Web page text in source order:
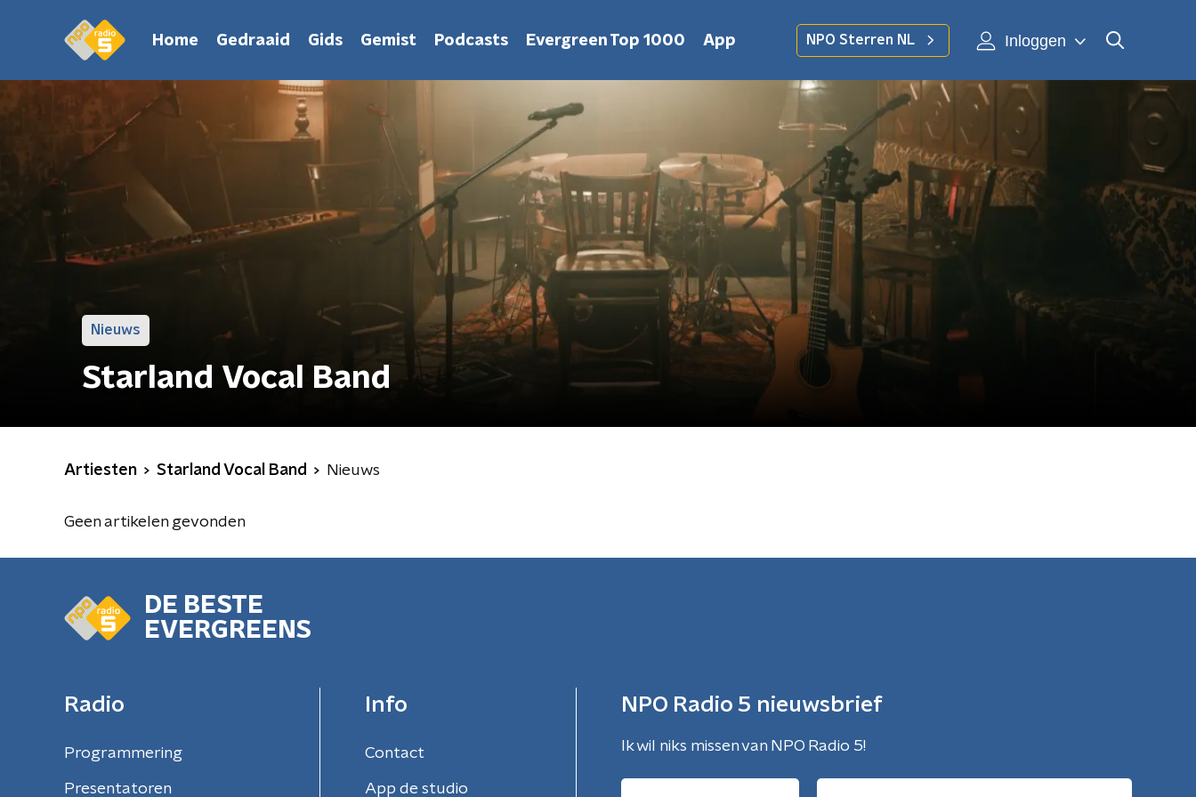
Home Gedraaid Gids Gemist Podcasts Evergreen Top 1000 App NPO Sterren NL Inloggen
Nieuws
Starland Vocal Band
Artiesten Starland Vocal Band Nieuws
Geen artikelen gevonden
DE BESTE
EVERGREENS
Radio
Programmering
Presentatoren
Info
Contact
App de studio
NPO Radio 5 nieuwsbrief
Ik wil niks missen van NPO Radio 5!